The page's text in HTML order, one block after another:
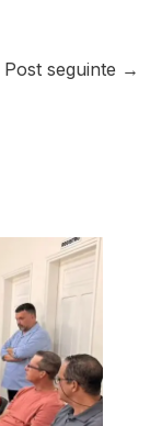
Post seguinte →